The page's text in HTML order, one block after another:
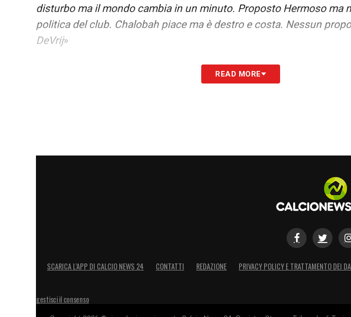
disturbo ma il mondo cambia in un minuto. Proposto Hermoso ma
politica del club. Chalobah piace ma è destro e costa. Nessun
DeVrij»
LA PLAYLIST DELLE NOSTRE TOP NEWSREAD MORE
SCARICA L’APP DI CALCIO NEWS 24 CONTATTI REDAZIONE PRIVACY POLICY E TRATTAMENTO DEI
gestisci il consenso